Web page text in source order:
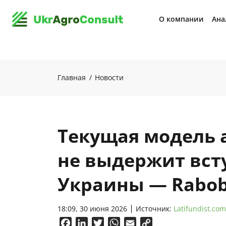
О компании
Главная Новости
Текущая модель
не выдержит
Украины —
18:09, 30 июня 2026 Источник: Latifundist.com
FacebookLinkedInTwitterWhatsApp
Email